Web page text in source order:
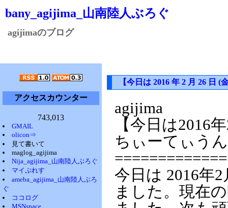
bany_agijima_山南陸人ぶろぐ
agijimaのブログ
アクセスカウンター
743,013
GMAIL
olicon⇒
見て書いて
maglog_agijima
Nija_agijima_山南陸人ぶろぐ
マイぷれす
ameba_agijima_山南陸人ぶろ
ぐ
ココログ
MSNspace
【今日は 2016 年 2 月 26 日
agijima
【今日は2016
ちぃーてぃう
今日は 2016年
ました。現在